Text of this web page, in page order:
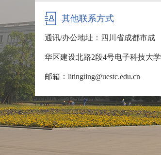
其他联系方式
通讯/办公地址： 四川省成都市成
华区建设北路2段4号电子科技大学
邮箱： litingting@uestc.edu.cn